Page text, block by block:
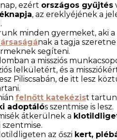
ezért országos gyűjtés
, az ereklyéjének a
minden gyermeket, aki
nak a tagja
segíteni.
a missziós
lelkületért, és a
Piliscsabán, de itt lesz
felnőtt katekézist
adoptálós szentmise is lesz.
átkerülnek a
az őszi kert,